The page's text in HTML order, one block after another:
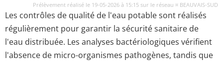
Prélèvement réalisé le 19-05-2026 à 15:15 sur le réseau ¤ BEAUVAIS-SUD
Les contrôles de qualité de l'eau potable sont réalisés
régulièrement pour garantir la sécurité sanitaire de
l'eau distribuée. Les analyses bactériologiques vérifient
l'absence de micro-organismes pathogènes, tandis que